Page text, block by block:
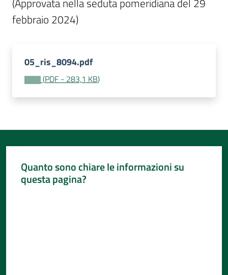
febbraio 2024)
05_ris_8094.pdf
(PDF - 283,1 KB)
Quanto sono chiare le informazioni su
questa pagina?